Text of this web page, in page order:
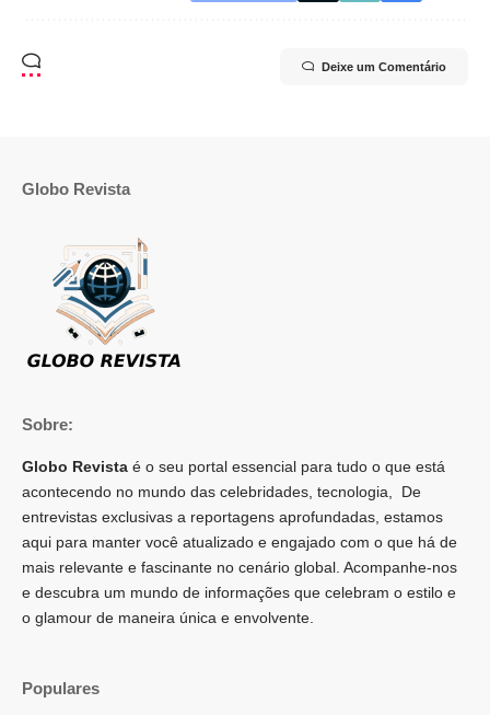
Deixe um Comentário
Globo Revista
Sobre:
Globo Revista é o seu portal essencial para tudo o que está
acontecendo no mundo das celebridades, tecnologia, De
entrevistas exclusivas a reportagens aprofundadas, estamos
aqui para manter você atualizado e engajado com o que há de
mais relevante e fascinante no cenário global. Acompanhe-nos
e descubra um mundo de informações que celebram o estilo e
o glamour de maneira única e envolvente.
Populares